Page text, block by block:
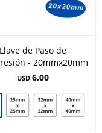
Llave de Paso de
- 20mmx20mm
USD 6,00